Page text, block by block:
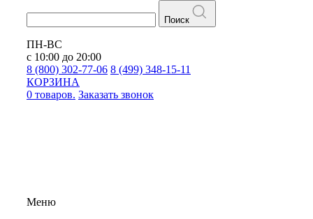
Поиск
ПН-ВС
с 10:00 до 20:00
8 (800) 302-77-06 8 (499) 348-15-11
КОРЗИНА
0 товаров. Заказать звонок
Меню